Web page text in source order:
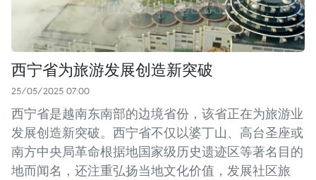
西宁省为旅游发展创造新突破
25/05/2025 07:00
西宁省是越南东南部的边境省份，该省正在为旅游业
发展创造新突破。西宁省不仅以婆丁山、高台圣座或
南方中央局革命根据地国家级历史遗迹区等著名目的
地而闻名，还注重弘扬当地文化价值，发展社区旅